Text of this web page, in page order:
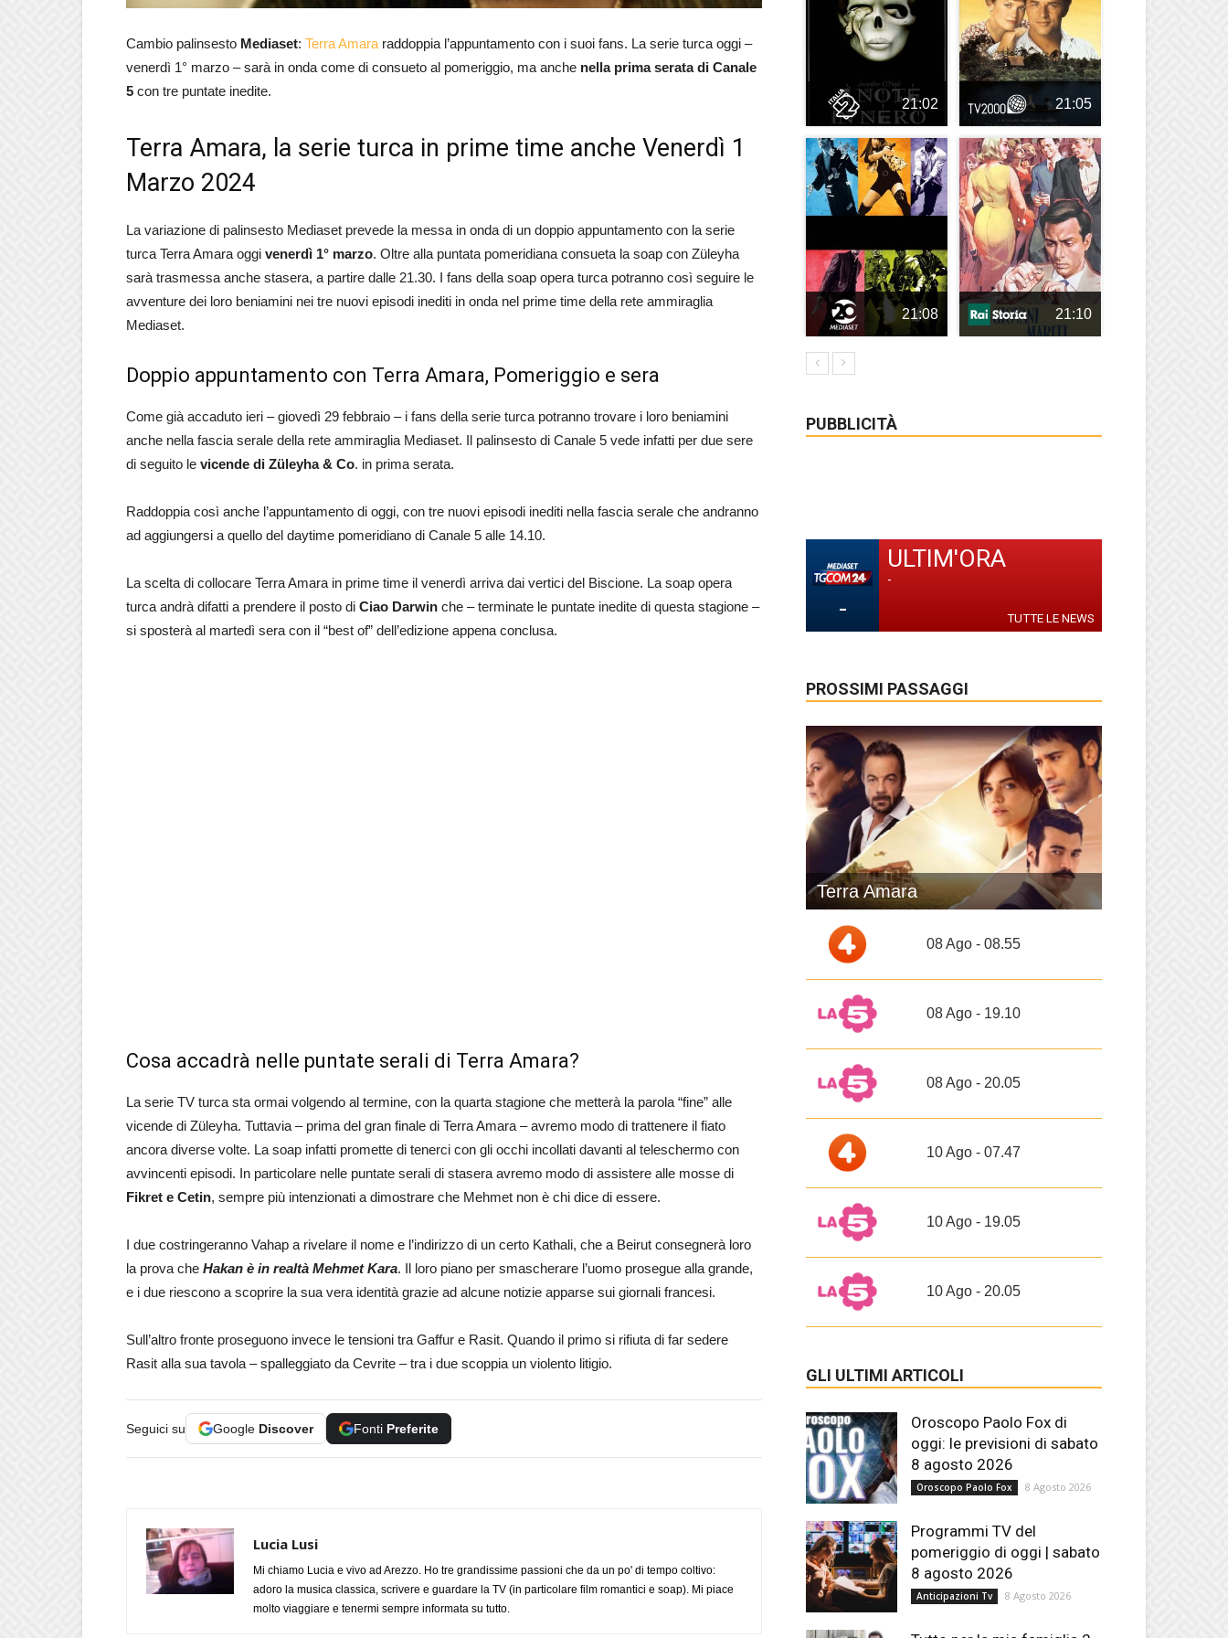
Cambio palinsesto Mediaset: Terra Amara raddoppia l’appuntamento con i suoi fans. La serie turca oggi –
venerdì 1° marzo – sarà in onda come di consueto al pomeriggio, ma anche nella prima serata di Canale
5 con tre puntate inedite.
Terra Amara, la serie turca in prime time anche Venerdì 1
Marzo 2024
La variazione di palinsesto Mediaset prevede la messa in onda di un doppio appuntamento con la serie
turca Terra Amara oggi venerdì 1° marzo. Oltre alla puntata pomeridiana consueta la soap con Züleyha
sarà trasmessa anche stasera, a partire dalle 21.30. I fans della soap opera turca potranno così seguire le
avventure dei loro beniamini nei tre nuovi episodi inediti in onda nel prime time della rete ammiraglia
Mediaset.
Doppio appuntamento con Terra Amara, Pomeriggio e sera
Come già accaduto ieri – giovedì 29 febbraio – i fans della serie turca potranno trovare i loro beniamini
anche nella fascia serale della rete ammiraglia Mediaset. Il palinsesto di Canale 5 vede infatti per due sere
di seguito le vicende di Züleyha & Co. in prima serata.
Raddoppia così anche l’appuntamento di oggi, con tre nuovi episodi inediti nella fascia serale che andranno
ad aggiungersi a quello del daytime pomeridiano di Canale 5 alle 14.10.
La scelta di collocare Terra Amara in prime time il venerdì arriva dai vertici del Biscione. La soap opera
turca andrà difatti a prendere il posto di Ciao Darwin che – terminate le puntate inedite di questa stagione –
si sposterà al martedì sera con il “best of” dell’edizione appena conclusa.
Cosa accadrà nelle puntate serali di Terra Amara?
La serie TV turca sta ormai volgendo al termine, con la quarta stagione che metterà la parola “fine” alle
vicende di Züleyha. Tuttavia – prima del gran finale di Terra Amara – avremo modo di trattenere il fiato
ancora diverse volte. La soap infatti promette di tenerci con gli occhi incollati davanti al teleschermo con
avvincenti episodi. In particolare nelle puntate serali di stasera avremo modo di assistere alle mosse di
Fikret e Cetin, sempre più intenzionati a dimostrare che Mehmet non è chi dice di essere.
I due costringeranno Vahap a rivelare il nome e l’indirizzo di un certo Kathali, che a Beirut consegnerà loro
la prova che Hakan è in realtà Mehmet Kara. Il loro piano per smascherare l’uomo prosegue alla grande,
e i due riescono a scoprire la sua vera identità grazie ad alcune notizie apparse sui giornali francesi.
Sull’altro fronte proseguono invece le tensioni tra Gaffur e Rasit. Quando il primo si rifiuta di far sedere
Rasit alla sua tavola – spalleggiato da Cevrite – tra i due scoppia un violento litigio.
Seguici su Google Discover Fonti Preferite
Lucia Lusi
Mi chiamo Lucia e vivo ad Arezzo. Ho tre grandissime passioni che da un po' di tempo coltivo:
adoro la musica classica, scrivere e guardare la TV (in particolare film romantici e soap). Mi piace
molto viaggiare e tenermi sempre informata su tutto.
21:02 21:05
21:08 21:10
PUBBLICITÀ
-
ULTIM'ORA
-
TUTTE LE NEWS
PROSSIMI PASSAGGI
Terra Amara
08 Ago - 08.55
08 Ago - 19.10
08 Ago - 20.05
10 Ago - 07.47
10 Ago - 19.05
10 Ago - 20.05
GLI ULTIMI ARTICOLI
Oroscopo Paolo Fox di
oggi: le previsioni di sabato
8 agosto 2026
Oroscopo Paolo Fox 8 Agosto 2026
Programmi TV del
pomeriggio di oggi | sabato
8 agosto 2026
Anticipazioni Tv 8 Agosto 2026